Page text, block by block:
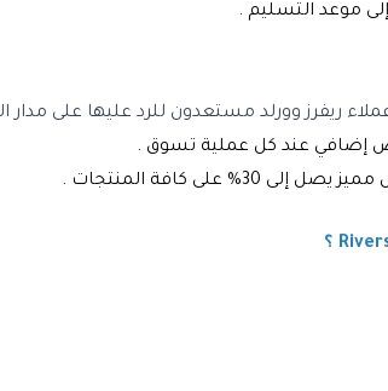
موعد التسليم .
ريفرز وورلد مستعدون للرد عليها على مدار
إضافي عند كل عملية تسوق .
على كافة المنتجات .